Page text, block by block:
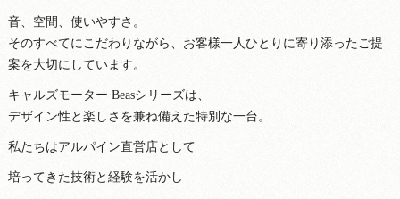
音、空間、使いやすさ。
そのすべてにこだわりながら、お客様一人ひとりに寄り添ったご提
案を大切にしています。
キャルズモーター Beasシリーズは、
デザイン性と楽しさを兼ね備えた特別な一台。
私たちはアルパイン直営店として
培ってきた技術と経験を活かし